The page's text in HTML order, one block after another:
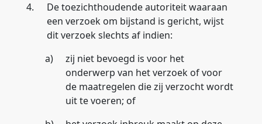
4.
De toezichthoudende autoriteit waaraan
een verzoek om bijstand is gericht, wijst
dit verzoek slechts af indien:
a)
zij niet bevoegd is voor het
onderwerp van het verzoek of voor
de maatregelen die zij verzocht wordt
uit te voeren; of